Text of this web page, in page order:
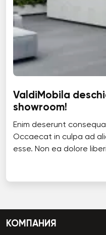
ValdiMobila
showroom!
Enim deserunt
Occaecat in culpa ad
esse. Non ea dolore
КОМПАНИЯ